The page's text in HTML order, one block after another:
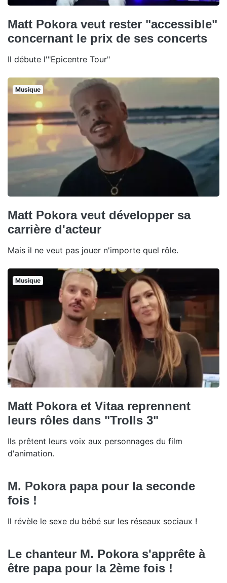
Matt Pokora veut rester "accessible"
concernant le prix de ses concerts
Il débute l'"Epicentre Tour"
Musique
Matt Pokora veut développer sa
carrière d'acteur
Mais il ne veut pas jouer n'importe quel rôle.
Musique
Matt Pokora et Vitaa reprennent
leurs rôles dans "Trolls 3"
Ils prêtent leurs voix aux personnages du film
d'animation.
M. Pokora papa pour la seconde
fois !
Il révèle le sexe du bébé sur les réseaux sociaux !
Le chanteur M. Pokora s'apprête à
être papa pour la 2ème fois !